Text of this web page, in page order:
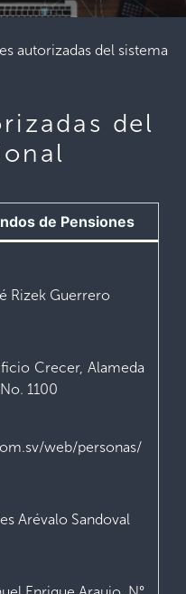
autorizadas del sistema
del
de Pensiones
Rizek Guerrero
Crecer, Alameda
1100
web/personas/
Arévalo Sandoval